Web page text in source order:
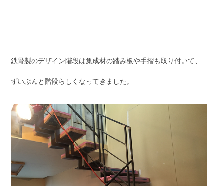
鉄骨製のデザイン階段は集成材の踏み板や手摺も取り付いて、
ずいぶんと階段らしくなってきました。